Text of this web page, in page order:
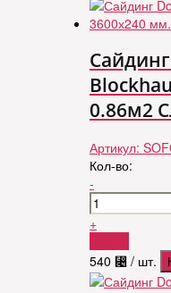
0.86м2
Артикул:
Кол-во:
-
+
540 ⃄ / шт.